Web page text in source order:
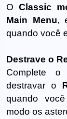
OClassic
Main Menu,
quando você
Destrave o
Complete
destravar o
quando
modo os